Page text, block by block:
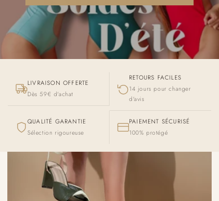
LIVRAISON OFFERTE
Dès 59€ d'achat
RETOURS FACILES
14 jours pour changer
d'avis
QUALITÉ GARANTIE
Sélection rigoureuse
PAIEMENT SÉCURISÉ
100% protégé